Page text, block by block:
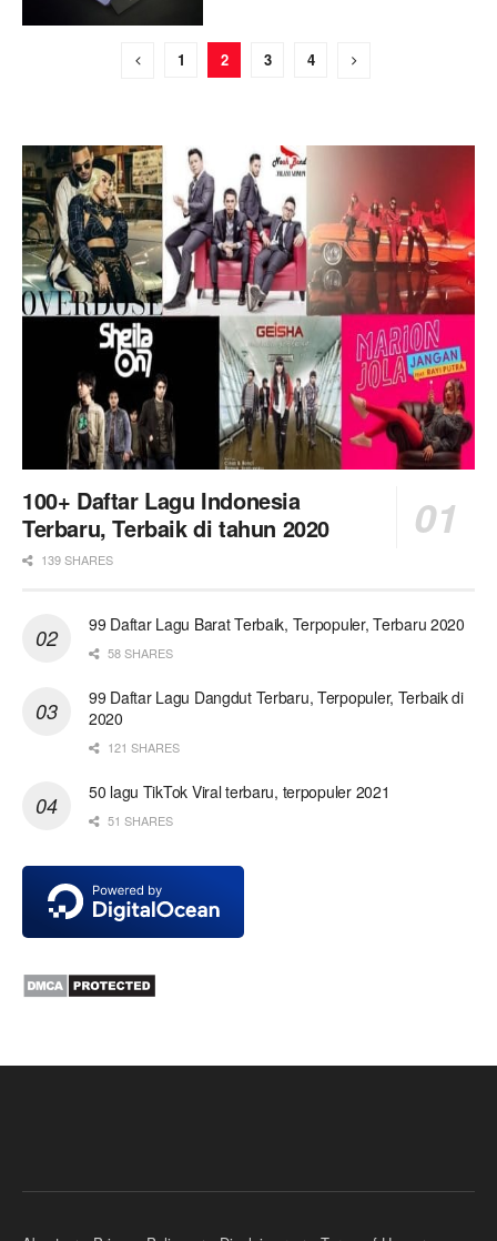
1 2 3 4
100+ Daftar Lagu Indonesia
Terbaru, Terbaik di tahun 2020
139 SHARES
99 Daftar Lagu Barat Terbaik, Terpopuler, Terbaru 2020
58 SHARES
99 Daftar Lagu Dangdut Terbaru, Terpopuler, Terbaik di
2020
121 SHARES
50 lagu TikTok Viral terbaru, terpopuler 2021
51 SHARES